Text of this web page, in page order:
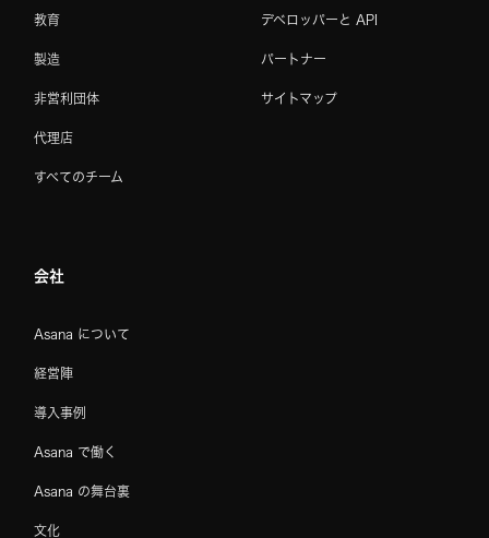
教育
製造
非営利団体
代理店
すべてのチーム
デベロッパーと API
パートナー
サイトマップ
会社
Asana について
経営陣
導入事例
Asana で働く
Asana の舞台裏
文化